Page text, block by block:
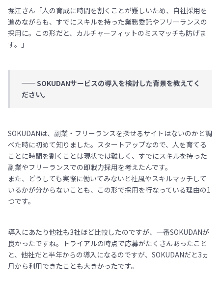
堀江さん「人の育成に時間を割くことが難しいため、自社採用を
進めながらも、すでにスキルを持った業務委託やフリーランスの
採用に。この形だと、カルチャーフィットのミスマッチも防げま
す。」
── SOKUDANサービスの導入を検討した背景を教えてく
ださい。
SOKUDANは、副業・フリーランスを探せるサイトはないのかと調
べた時に初めて知りました。スタートアップなので、人を育てる
ことに時間を割くことは現状では難しく、すでにスキルを持った
副業やフリーランスでの即戦力採用を考えたんです。
また、どうしても実際に働いてみないと社風やスキルマッチして
いるかが分からないことも、この形で採用を行なっている理由の1
つです。
導入にあたり他社も3社ほど比較したのですが、一番SOKUDANが
良かったですね。トライアルの時点で応募がたくさんあったこと
と、他社だと半年からの導入になるのですが、SOKUDANだと3ヵ
月から利用できたことも大きかったです。